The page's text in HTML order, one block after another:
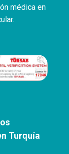
médica en
Turquía